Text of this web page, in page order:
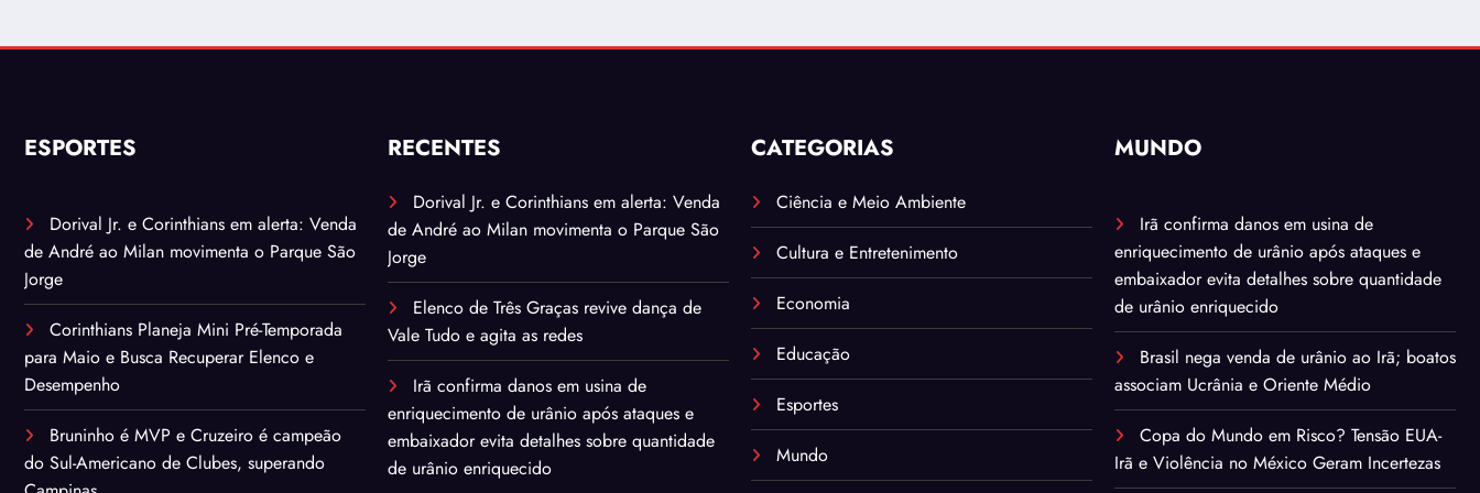
ESPORTES
Dorival Jr. e Corinthians em alerta: Venda
de André ao Milan movimenta o Parque São
Jorge
Corinthians Planeja Mini Pré-Temporada
para Maio e Busca Recuperar Elenco e
Desempenho
Bruninho é MVP e Cruzeiro é campeão
do Sul-Americano de Clubes, superando
RECENTES
Dorival Jr. e Corinthians em alerta: Venda
de André ao Milan movimenta o Parque São
Jorge
Elenco de Três Graças revive dança de
Vale Tudo e agita as redes
Irã confirma danos em usina de
enriquecimento de urânio após ataques e
embaixador evita detalhes sobre quantidade
de urânio enriquecido
CATEGORIAS
Ciência e Meio Ambiente
Cultura e Entretenimento
Economia
Educação
Esportes
Mundo
MUNDO
Irã confirma danos em usina de
enriquecimento de urânio após ataques e
embaixador evita detalhes sobre quantidade
de urânio enriquecido
Brasil nega venda de urânio ao Irã; boatos
associam Ucrânia e Oriente Médio
Copa do Mundo em Risco? Tensão EUA-
Irã e Violência no México Geram Incertezas